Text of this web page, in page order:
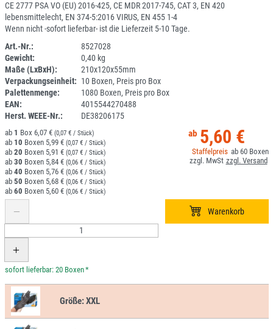
CE 2777 PSA VO (EU) 2016-425, CE MDR 2017-745, CAT 3, EN 420
lebensmittelecht, EN 374-5:2016 VIRUS, EN 455 1-4
Wenn nicht -sofort lieferbar- ist die Lieferzeit 5-10 Tage.
Art.-Nr.:
8527028
Gewicht:
0,40 kg
Maße (LxBxH):
210x120x55mm
Verpackungseinheit: 10 Boxen, Preis pro Box
Palettenmenge:
1080 Boxen, Preis pro Box
EAN:
4015544270488
Herst. WEEE-Nr.:
DE38206175
5,60 €
60
1 6,07 € (0,07 € / Stück)
10 5,99 € (0,07 € / Stück)
20 5,91 € (0,07 € / Stück)
30 5,84 € (0,06 € / Stück)
40 5,76 € (0,06 € / Stück)
50 5,68 € (0,06 € / Stück)
60 5,60 € (0,06 € / Stück)
*
Größe:XXL